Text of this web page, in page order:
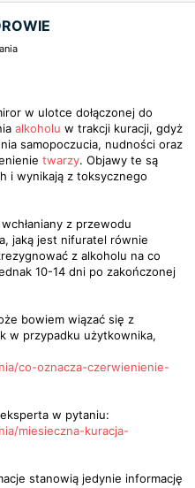
w ulotce dołączonej do
alkoholu w trakcji kuracji, gdyż
samopoczucia, nudności oraz
twarzy. Objawy te są
i wynikają z toksycznego
z przewodu
jaką jest nifuratel równie
z alkoholu na co
10-14 dni po zakończonej
bowiem wiązać się z
w przypadku użytkownika,
co-oznacza-czerwienienie-
w pytaniu:
miesieczna-kuracja-
stanowią jedynie informację